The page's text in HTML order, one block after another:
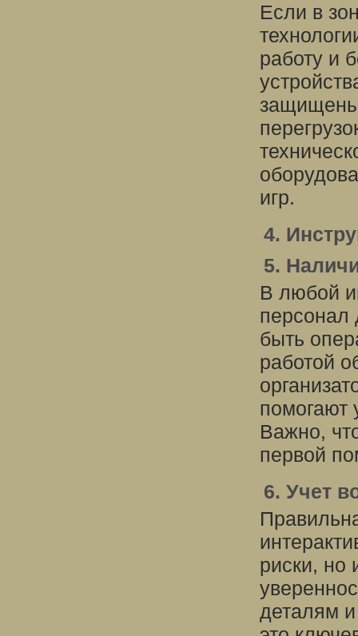
Если в
работу и
игр.
4.
5.
В любой
персонал
быть
работой
помогают
Важно,
первой
6. Учет
риски, но
деталям